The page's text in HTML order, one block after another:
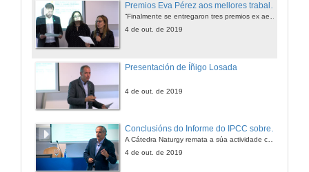
Premios Eva Pérez aos mellores traballos de fin de mestrado en Xestión do Desenvolvemento Sostible
4 de out. de 2019
Presentación de Íñigo Losada
4 de out. de 2019
Conclusións do Informe do IPCC sobre océanos e criosfera (SROCC) e as súas implicacións sobre a xestión da costa
4 de out. de 2019